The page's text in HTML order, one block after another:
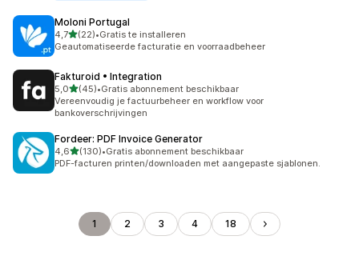
Moloni Portugal
4,7van 5 sterren
(22)
22 recensies in totaal
•Gratis te installeren
Geautomatiseerde facturatie en voorraadbeheer
Fakturoid • Integration
5,0van 5 sterren
(45)
45 recensies in totaal
•Gratis abonnement beschikbaar
Vereenvoudig je factuurbeheer en workflow voor
bankoverschrijvingen
Fordeer: PDF Invoice Generator
4,6van 5 sterren
(130)
130 recensies in totaal
•Gratis abonnement beschikbaar
PDF-facturen printen/downloaden met aangepaste sjablonen.
1 2 3 4 18